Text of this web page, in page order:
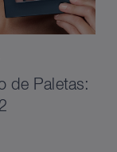
de Paletas: